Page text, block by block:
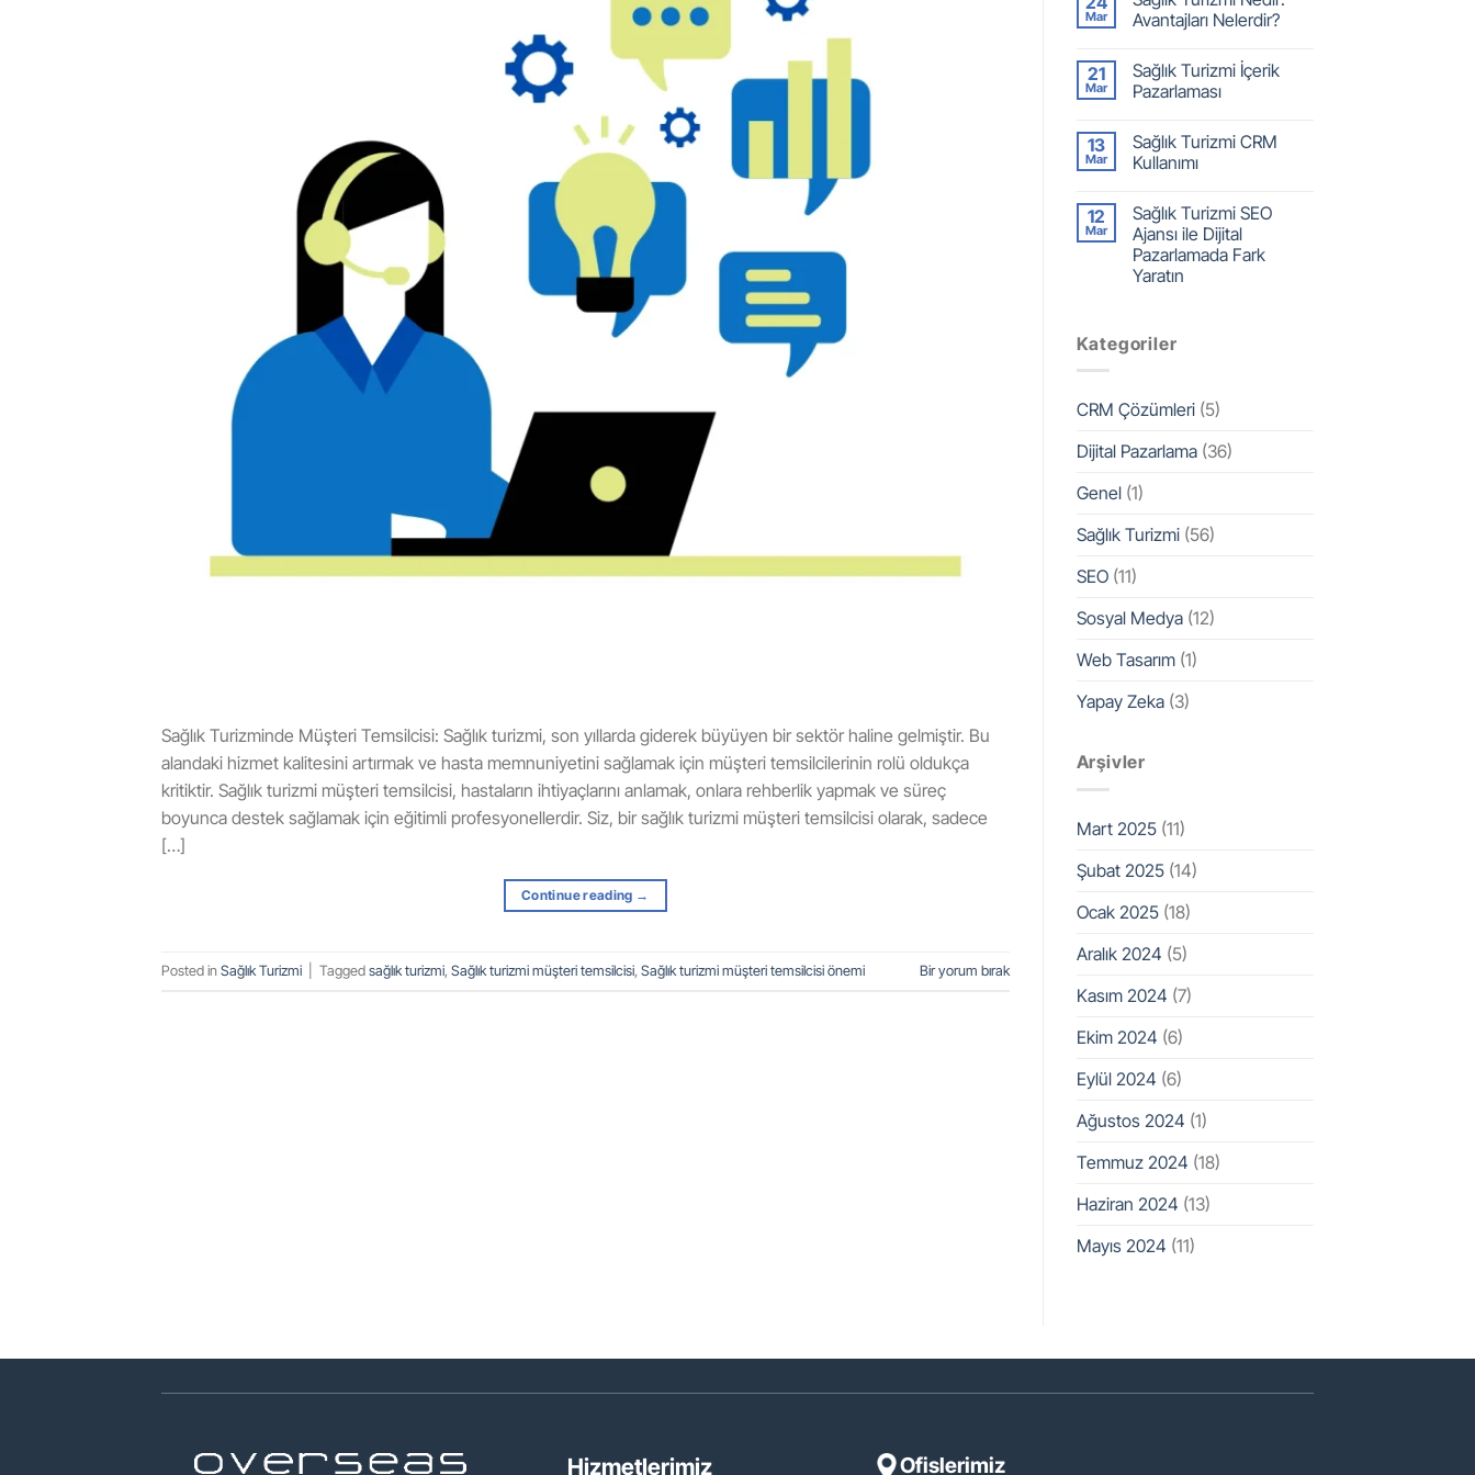
Sağlık Turizminde Müşteri Temsilcisi: Sağlık turizmi, son yıllarda giderek büyüyen bir sektör haline gelmiştir. Bu
alandaki hizmet kalitesini artırmak ve hasta memnuniyetini sağlamak için müşteri temsilcilerinin rolü oldukça
kritiktir. Sağlık turizmi müşteri temsilcisi, hastaların ihtiyaçlarını anlamak, onlara rehberlik yapmak ve süreç
boyunca destek sağlamak için eğitimli profesyonellerdir. Siz, bir sağlık turizmi müşteri temsilcisi olarak, sadece
[…]
Continue reading →
Posted in Sağlık Turizmi Tagged sağlık turizmi, Sağlık turizmi müşteri temsilcisi, Sağlık turizmi müşteri temsilcisi önemi Bir yorum bırak
Mar
Avantajları Nelerdir?
21
Mar
Sağlık Turizmi İçerik
Pazarlaması
13
Mar
Sağlık Turizmi CRM
Kullanımı
12
Mar
Sağlık Turizmi SEO
Ajansı ile Dijital
Pazarlamada Fark
Yaratın
Kategoriler
CRM Çözümleri(5)
Dijital Pazarlama(36)
Genel(1)
Sağlık Turizmi(56)
SEO(11)
Sosyal Medya(12)
Web Tasarım(1)
Yapay Zeka(3)
Arşivler
Mart 2025(11)
Şubat 2025(14)
Ocak 2025(18)
Aralık 2024 (5)
Kasım 2024 (7)
Ekim 2024 (6)
Eylül 2024 (6)
Ağustos 2024 (1)
Temmuz 2024 (18)
Haziran 2024 (13)
Mayıs 2024 (11)
Hizmetlerimiz Ofislerimiz